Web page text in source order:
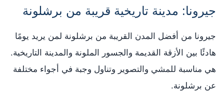
جيرونا: مدينة تاريخية قريبة من برشلونة
جيرونا من أفضل المدن القريبة من برشلونة لمن يريد يومًا
هادئًا بين الأزقة القديمة والجسور الملونة والمدينة التاريخية.
هي مناسبة للمشي والتصوير وتناول وجبة في أجواء مختلفة
عن برشلونة.